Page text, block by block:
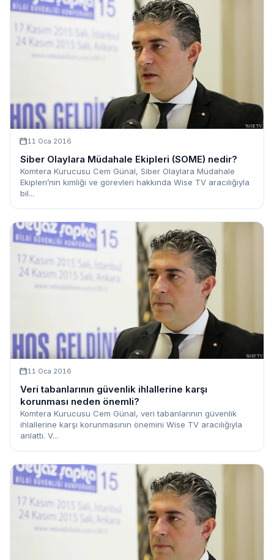
11 Oca 2016
Siber Olaylara Müdahale Ekipleri (SOME) nedir?
Komtera Kurucusu Cem Günal, Siber Olaylara Müdahale
Ekipleri’nin kimliği ve görevleri hakkında Wise TV aracılığıyla
bil...
11 Oca 2016
Veri tabanlarının güvenlik ihlallerine karşı
korunması neden önemli?
Komtera Kurucusu Cem Günal, veri tabanlarının güvenlik
ihlallerine karşı korunmasının önemini Wise TV aracılığıyla
anlattı. V...